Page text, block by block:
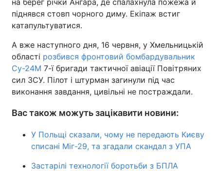
на берег річки Ангара, де спалахнула пожежа й
піднявся стовп чорного диму. Екіпаж встиг
катапультуватися.
А вже наступного дня, 16 червня, у Хмельницькій
області розбився фронтовий бомбардувальник
Су-24М 7-ї бригади тактичної авіації Повітряних
сил ЗСУ. Пілот і штурман загинули під час
виконання завдання, цивільні не постраждали.
Вас також можуть зацікавити новини:
У Польщі сказали, чому не передають Києву
списані Міг-29, та згадали скандал з УПА
Застарілі технології боротьби з БПЛА